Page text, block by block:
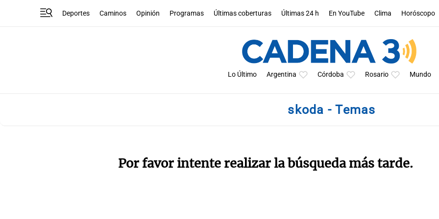
Deportes Caminos Opinión Programas Últimas coberturas Últimas 24 h En YouTube Clima Horóscopo
Lo Último Argentina Córdoba Rosario Mundo
skoda - Temas
Por favor intente realizar la búsqueda más tarde.